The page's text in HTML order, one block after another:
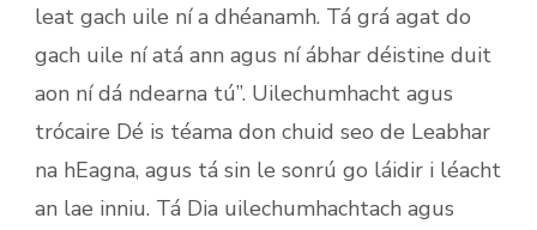
leat gach uile ní a dhéanamh. Tá grá agat do
gach uile ní atá ann agus ní ábhar déistine duit
aon ní dá ndearna tú”. Uilechumhacht agus
trócaire Dé is téama don chuid seo de Leabhar
na hEagna, agus tá sin le sonrú go láidir i léacht
an lae inniu. Tá Dia uilechumhachtach agus